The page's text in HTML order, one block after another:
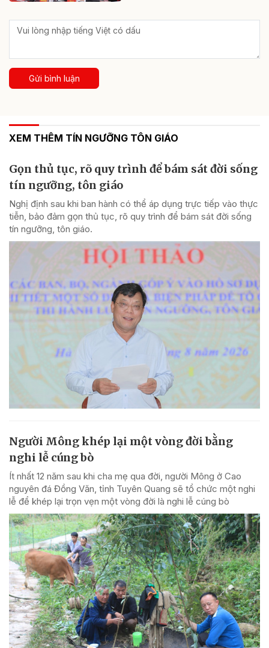
Gửi bình luận
XEM THÊM TÍN NGƯỠNG TÔN GIÁO
Gọn thủ tục, rõ quy trình để bám sát đời sống
tín ngưỡng, tôn giáo
Nghị định sau khi ban hành có thể áp dụng trực tiếp vào thực
tiễn, bảo đảm gọn thủ tục, rõ quy trình để bám sát đời sống
tín ngưỡng, tôn giáo.
Người Mông khép lại một vòng đời bằng
nghi lễ cúng bò
Ít nhất 12 năm sau khi cha mẹ qua đời, người Mông ở Cao
nguyên đá Đồng Văn, tỉnh Tuyên Quang sẽ tổ chức một nghi
lễ để khép lại trọn vẹn một vòng đời là nghi lễ cúng bò